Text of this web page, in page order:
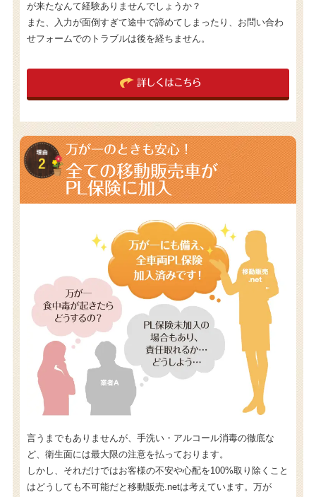
が来たなんて経験ありませんでしょうか？
また、入力が面倒すぎて途中で諦めてしまったり、お問い合わ
せフォームでのトラブルは後を経ちません。
詳しくはこちら
万が一のときも安心！
全ての移動販売車が
PL保険に加入
言うまでもありませんが、手洗い・アルコール消毒の徹底な
ど、衛生面には最大限の注意を払っております。
しかし、それだけではお客様の不安や心配を100%取り除くこと
はどうしても不可能だと移動販売.netは考えています。万が